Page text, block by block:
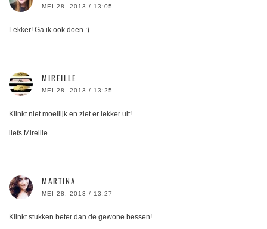
MEI 28, 2013 / 13:05
Lekker! Ga ik ook doen :)
MIREILLE
MEI 28, 2013 / 13:25
Klinkt niet moeilijk en ziet er lekker uit!
liefs Mireille
MARTINA
MEI 28, 2013 / 13:27
Klinkt stukken beter dan de gewone bessen!